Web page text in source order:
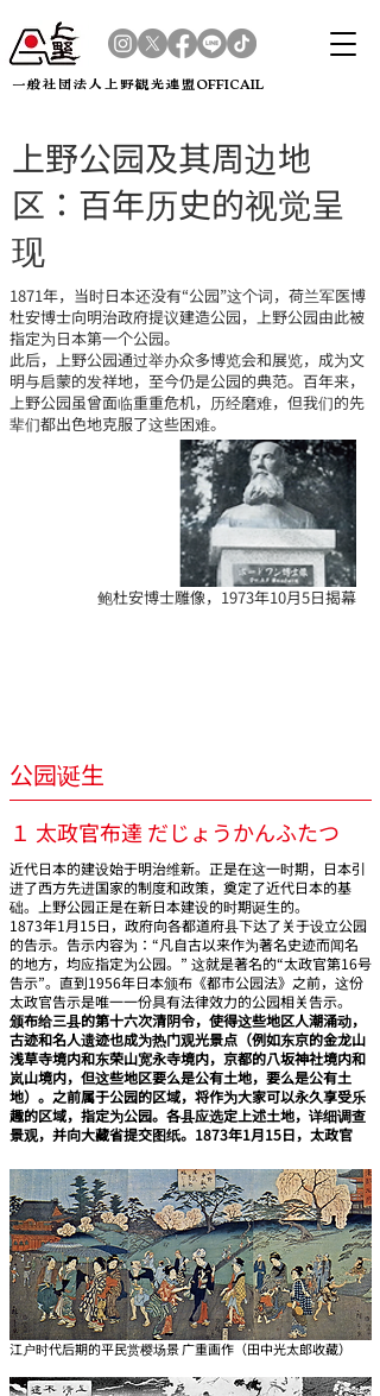
​一般社団法人上野観光連盟OFFICAIL
上野公园及其周边地
区：百年历史的视觉呈
现
1871年，当时日本还没有“公园”这个词，荷兰军医博
杜安博士向明治政府提议建造公园，上野公园由此被
指定为日本第一个公园。
此后，上野公园通过举办众多博览会和展览，成为文
明与启蒙的发祥地，至今仍是公园的典范。百年来，
上野公园虽曾面临重重危机，历经磨难，但我们的先
辈们都出色地克服了这些困难。
鲍杜安博士雕像，1973年10月5日揭幕
公园诞生
１ 太政官布達 だじょうかんふたつ
近代日本的建设始于明治维新。正是在这一时期，日本引
进了西方先进国家的制度和政策，奠定了近代日本的基
础。上野公园正是在新日本建设的时期诞生的。
1873年1月15日，政府向各都道府县下达了关于设立公园
的告示。告示内容为：“凡自古以来作为著名史迹而闻名
的地方，均应指定为公园。” 这就是著名的“太政官第16号
告示”。直到1956年日本颁布《都市公园法》之前，这份
太政官告示是唯一一份具有法律效力的公园相关告示。
颁布给三县的第十六次清阴令，使得这些地区人潮涌动，
古迹和名人遗迹也成为热门观光景点（例如东京的金龙山
浅草寺境内和东荣山宽永寺境内，京都的八坂神社境内和
岚山境内，但这些地区要么是公有土地，要么是公有土
地）。之前属于公园的区域，将作为大家可以永久享受乐
趣的区域，指定为公园。各县应选定上述土地，详细调查
景观，并向大藏省提交图纸。1873年1月15日，太政官
江户时代后期的平民赏樱场景 广重画作（田中光太郎收藏）